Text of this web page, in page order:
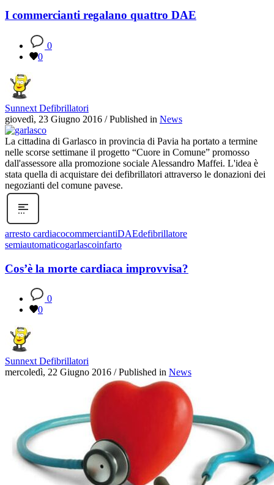
I commercianti regalano quattro DAE
0
0
Sunnext Defibrillatori
giovedì, 23 Giugno 2016 / Published in News
La cittadina di Garlasco in provincia di Pavia ha portato a termine
nelle scorse settimane il progetto “Cuore in Comune” promosso
dall'assessore alla promozione sociale Alessandro Maffei. L'idea è
stata quella di acquistare dei defibrillatori attraverso le donazioni dei
negozianti del comune pavese.
arresto cardiacocommerciantiDAEdefibrillatore
semiautomaticogarlascoinfarto
Cos’è la morte cardiaca improvvisa?
0
0
Sunnext Defibrillatori
mercoledì, 22 Giugno 2016 / Published in News